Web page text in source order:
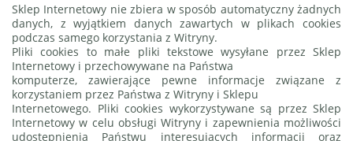
Sklep Internetowy nie zbiera w sposób automatyczny żadnych
danych, z wyjątkiem danych zawartych w plikach cookies
podczas samego korzystania z Witryny.
Pliki cookies to małe pliki tekstowe wysyłane przez Sklep
Internetowy i przechowywane na Państwa
komputerze, zawierające pewne informacje związane z
korzystaniem przez Państwa z Witryny i Sklepu
Internetowego. Pliki cookies wykorzystywane są przez Sklep
Internetowy w celu obsługi Witryny i zapewnienia możliwości
udostępnienia Państwu interesujących informacji oraz